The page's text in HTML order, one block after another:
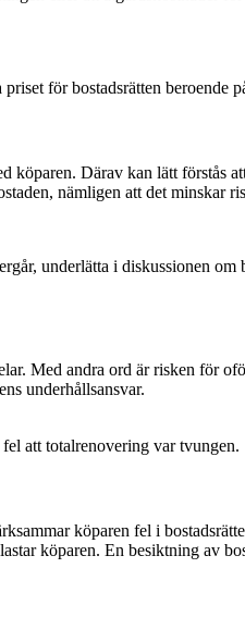
för bostadsrätten beroende
Därav kan lätt förstås
nämligen att det minskar
underlätta i diskussionen
Med andra ord är risken för
underhållsansvar.
att totalrenovering var tvungen.
köparen fel i
köparen. En besiktning av